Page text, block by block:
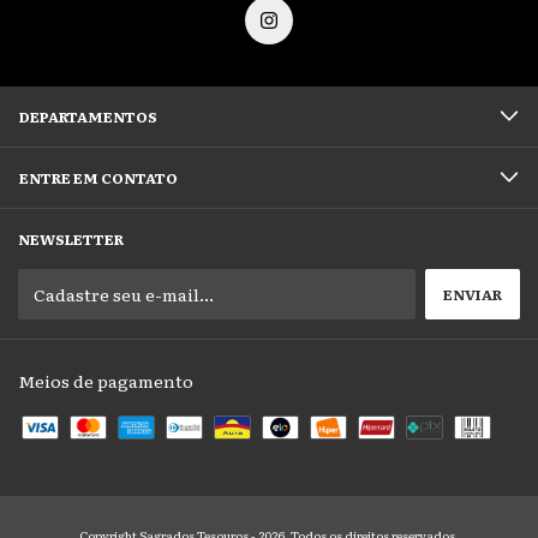
DEPARTAMENTOS
ENTRE EM CONTATO
NEWSLETTER
Meios de pagamento